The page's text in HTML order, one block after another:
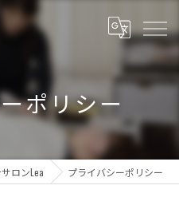
ポリシー
ロンLea プライバシーポリシー